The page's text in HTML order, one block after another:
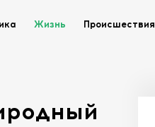
Жизнь Происшествия